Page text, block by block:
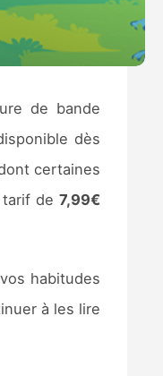
de bande
dès
certaines
tarif de7,99€
habitudes
à les lire